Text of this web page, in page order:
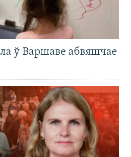
ў Варшаве абвяшчае